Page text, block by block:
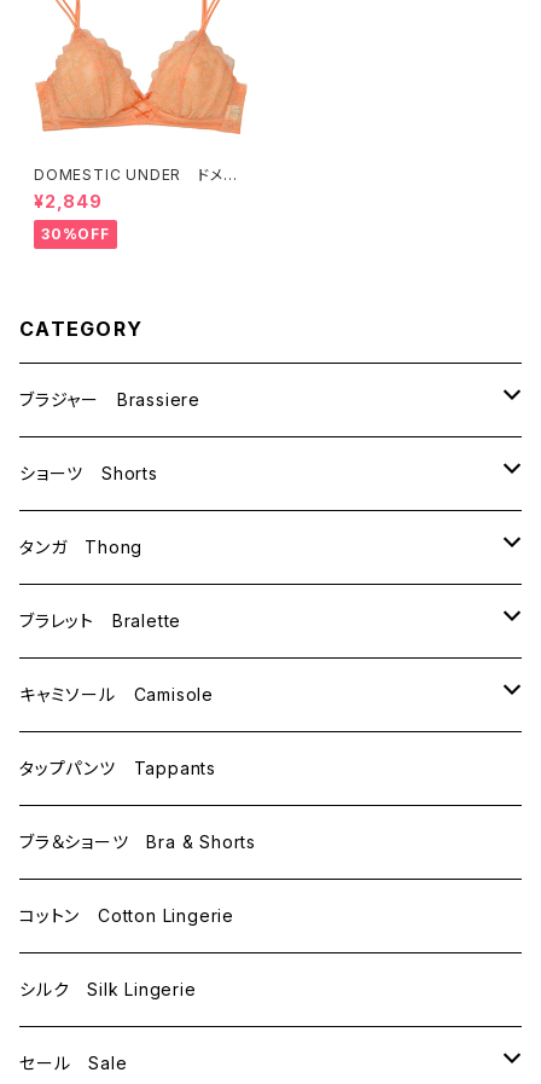
DOMESTIC UNDER ドメス
ティックアンダー アイラッシュ
レース ブラレット ソフトブ
ラ ノンワイヤー （全3色） D
2224 Ｍサイズ SALE セー
¥2,849
30%OFF
CATEGORY
ブラジャー Brassiere
B70
B75
C65
C70
C75
D65
D70
E70
ショーツ Shorts
M
L
タンガ Thong
M
ブラレット Bralette
M
L
キャミソール Camisole
M
L
タップパンツ Tappants
ブラ＆ショーツ Bra & Shorts
コットン Cotton Lingerie
シルク Silk Lingerie
セール Sale